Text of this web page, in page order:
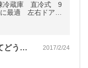
冷蔵庫 直冷式 9
最適 左右ドア開
木目調(ダーク
左右のドア取り替えが商品としてどうなのか 2017/2/24